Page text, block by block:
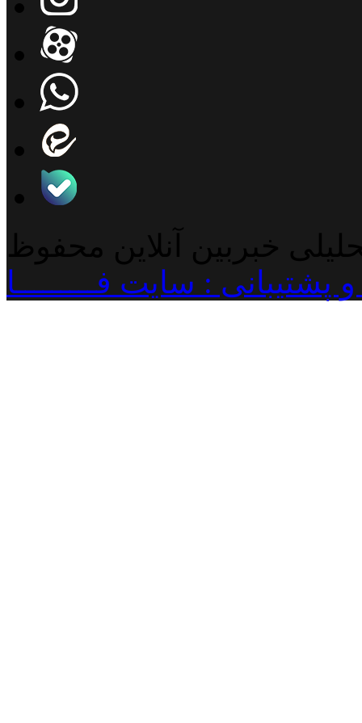
خبربین آنلاین محفوظ
: سایت فـــــــــا